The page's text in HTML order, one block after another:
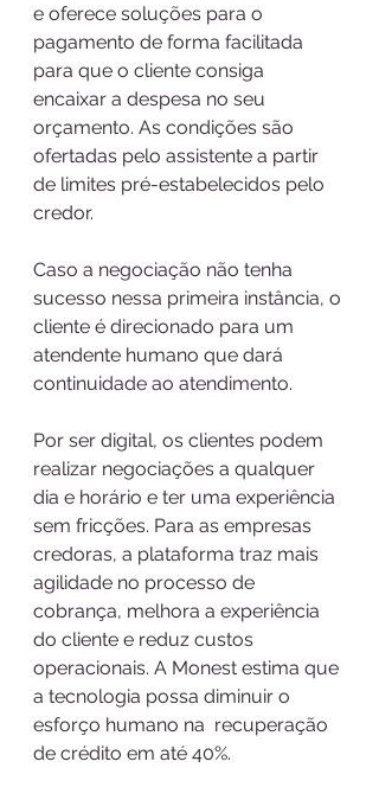
e oferece soluções para o
pagamento de forma facilitada
para que o cliente consiga
encaixar a despesa no seu
orçamento. As condições são
ofertadas pelo assistente a partir
de limites pré-estabelecidos pelo
credor.
Caso a negociação não tenha
sucesso nessa primeira instância, o
cliente é direcionado para um
atendente humano que dará
continuidade ao atendimento.
Por ser digital, os clientes podem
realizar negociações a qualquer
dia e horário e ter uma experiência
sem fricções. Para as empresas
credoras, a plataforma traz mais
agilidade no processo de
cobrança, melhora a experiência
do cliente e reduz custos
operacionais. A Monest estima que
a tecnologia possa diminuir o
esforço humano na  recuperação
de crédito em até 40%.